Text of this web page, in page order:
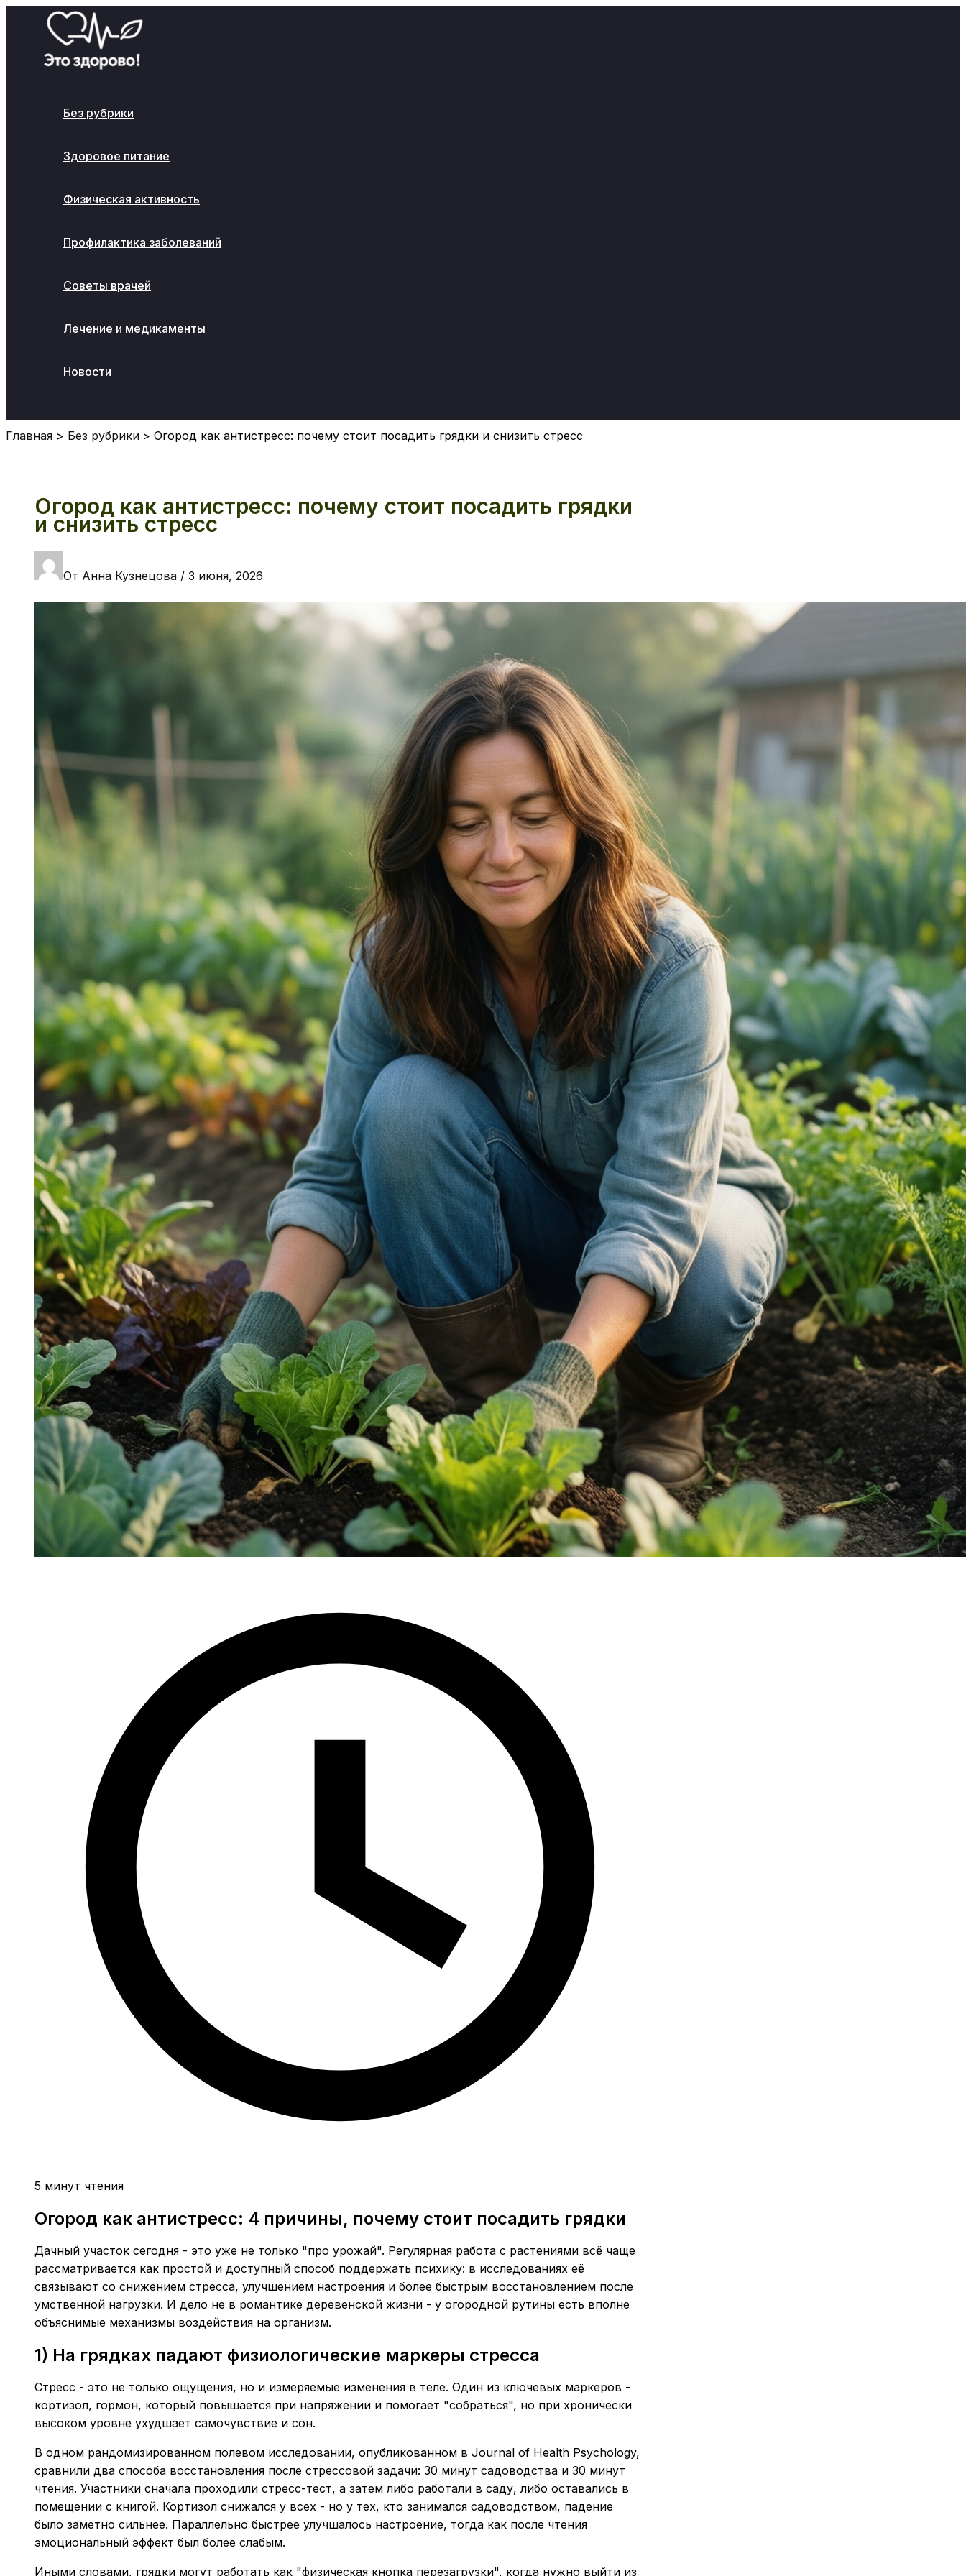
Перейти
содержимому
Без рубрики
Здоровое питание
Физическая активность
Профилактика заболеваний
Советы врачей
Лечение и медикаменты
Новости
Главная Без рубрики Огород как антистресс: почему стоит посадить грядки и снизить стресс
Огород как антистресс: почему стоит посадить грядки
и снизить стресс
От Анна Кузнецова / 3 июня, 2026
5 минут чтения
Огород как антистресс: 4 причины, почему стоит посадить грядки
Дачный участок сегодня - это уже не только "про урожай". Регулярная работа с растениями всё чаще
рассматривается как простой и доступный способ поддержать психику: в исследованиях её
связывают со снижением стресса, улучшением настроения и более быстрым восстановлением после
умственной нагрузки. И дело не в романтике деревенской жизни - у огородной рутины есть вполне
объяснимые механизмы воздействия на организм.
1) На грядках падают физиологические маркеры стресса
Стресс - это не только ощущения, но и измеряемые изменения в теле. Один из ключевых маркеров -
кортизол, гормон, который повышается при напряжении и помогает "собраться", но при хронически
высоком уровне ухудшает самочувствие и сон.
В одном рандомизированном полевом исследовании, опубликованном в Journal of Health Psychology,
сравнили два способа восстановления после стрессовой задачи: 30 минут садоводства и 30 минут
чтения. Участники сначала проходили стресс-тест, а затем либо работали в саду, либо оставались в
помещении с книгой. Кортизол снижался у всех - но у тех, кто занимался садоводством, падение
было заметно сильнее. Параллельно быстрее улучшалось настроение, тогда как после чтения
эмоциональный эффект был более слабым.
Иными словами, грядки могут работать как "физическая кнопка перезагрузки", когда нужно выйти из